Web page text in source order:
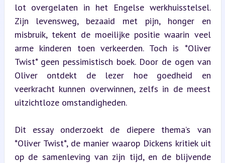
lot overgelaten in het Engelse werkhuisstelsel.
Zijn levensweg, bezaaid met pijn, honger en
misbruik, tekent de moeilijke positie waarin veel
arme kinderen toen verkeerden. Toch is *Oliver
Twist* geen pessimistisch boek. Door de ogen van
Oliver ontdekt de lezer hoe goedheid en
veerkracht kunnen overwinnen, zelfs in de meest
uitzichtloze omstandigheden.
Dit essay onderzoekt de diepere thema’s van
*Oliver Twist*, de manier waarop Dickens kritiek uit
op de samenleving van zijn tijd, en de blijvende